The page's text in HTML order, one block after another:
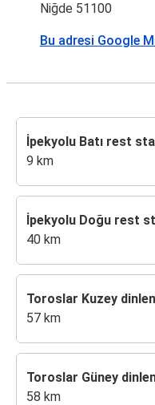
Niğde 51100
Bu adresi Google
İpekyolu Batı rest
9 km
İpekyolu Doğu rest
40 km
Toroslar Kuzey
57 km
Toroslar Güney
58 km